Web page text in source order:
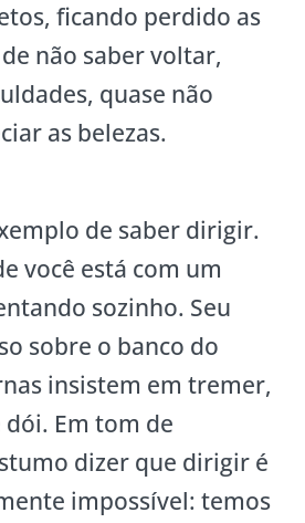
ficando perdido as
não saber voltar,
quase não
as belezas.
de saber dirigir.
você está com um
sozinho. Seu
sobre o banco do
insistem em tremer,
dói. Em tom de
dizer que dirigir é
impossível: temos